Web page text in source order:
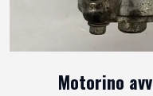
Motorino